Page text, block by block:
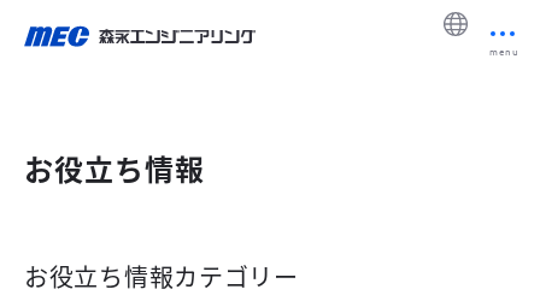
お役立ち情報
お役立ち情報カテゴリー
menu